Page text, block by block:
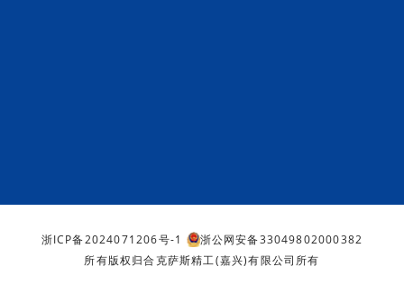
浙ICP备2024071206号-1
浙公网安备33049802000382
所有版权归合克萨斯精工(嘉兴)有限公司所有